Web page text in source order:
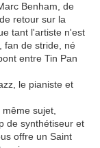
Benham, de
retour sur la
tant l'artiste n'est
fan de stride, né
entre Tin Pan
le pianiste et
sujet,
de synthétiseur et
offre un Saint